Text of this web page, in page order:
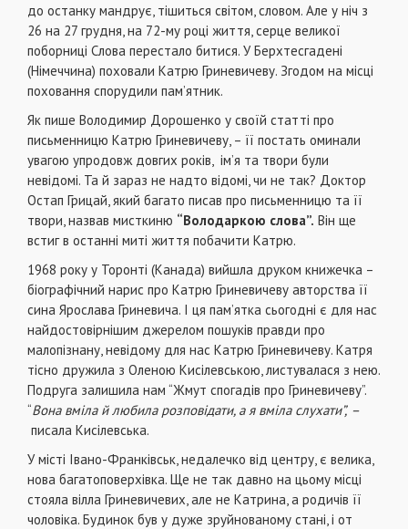
до останку мандрує, тішиться світом, словом. Але у ніч з
26 на 27 грудня, на 72-му році життя, серце великої
поборниці Слова перестало битися. У Берхтесгадені
(Німеччина) поховали Катрю Гриневичеву. Згодом на місці
поховання спорудили пам’ятник.
Як пише Володимир Дорошенко у своїй статті про
письменницю Катрю Гриневичеву, – її постать оминали
увагою упродовж довгих років, ім’я та твори були
невідомі. Та й зараз не надто відомі, чи не так? Доктор
Остап Грицай, який багато писав про письменницю та її
твори, назвав мисткиню “Володаркою слова”. Він ще
встиг в останні миті життя побачити Катрю.
1968 року у Торонті (Канада) вийшла друком книжечка –
біографічний нарис про Катрю Гриневичеву авторства її
сина Ярослава Гриневича. І ця пам’ятка сьогодні є для нас
найдостовірнішим джерелом пошуків правди про
малопізнану, невідому для нас Катрю Гриневичеву. Катря
тісно дружила з Оленою Кисілевською, листувалася з нею.
Подруга залишила нам “Жмут спогадів про Гриневичеву”.
“Вона вміла й любила розповідати, а я вміла слухати”, –
писала Кисілевська.
У місті Івано-Франківськ, недалечко від центру, є велика,
нова багатоповерхівка. Ще не так давно на цьому місці
стояла вілла Гриневичевих, але не Катрина, а родичів її
чоловіка. Будинок був у дуже зруйнованому стані, і от